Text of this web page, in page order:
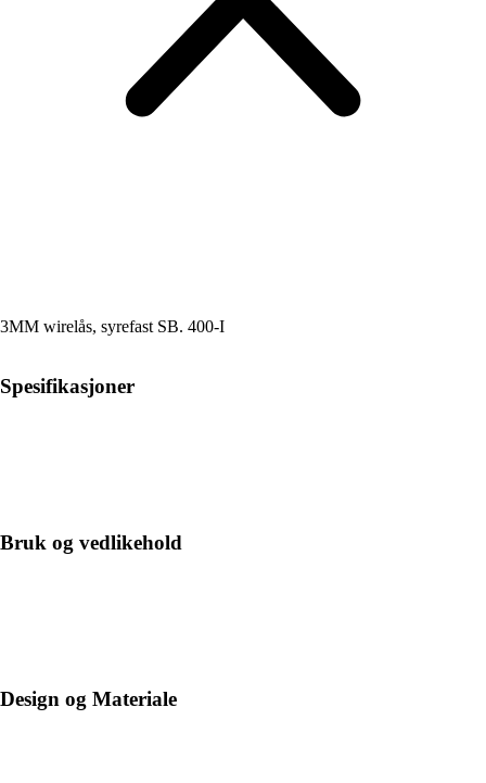
3MM wirelås, syrefast SB. 400-I
Spesifikasjoner
Bruk og vedlikehold
Design og Materiale